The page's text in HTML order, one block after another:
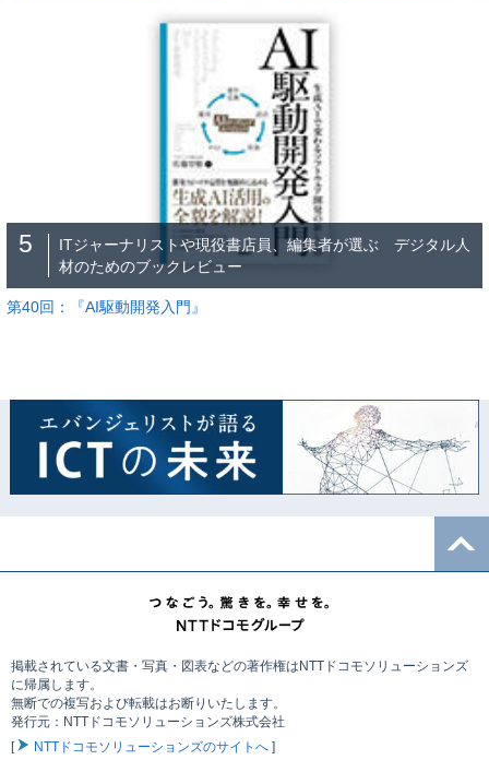
5
ITジャーナリストや現役書店員、編集者が選ぶ デジタル人
材のためのブックレビュー
第40回：『AI駆動開発入門』
掲載されている文書・写真・図表などの著作権はNTTドコモソリューションズ
に帰属します。
無断での複写および転載はお断りいたします。
発行元：NTTドコモソリューションズ株式会社
[ NTTドコモソリューションズのサイトへ]